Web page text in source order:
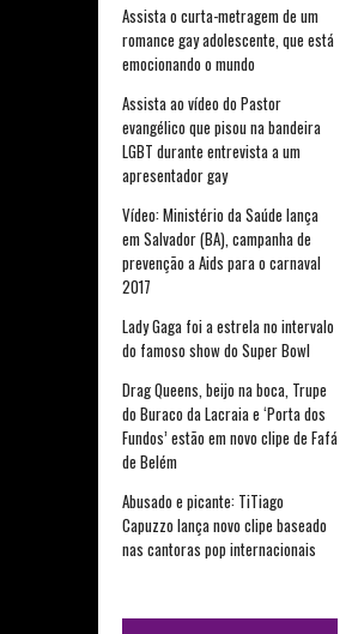
Assista o curta-metragem de um
romance gay adolescente, que está
emocionando o mundo
Assista ao vídeo do Pastor
evangélico que pisou na bandeira
LGBT durante entrevista a um
apresentador gay
Vídeo: Ministério da Saúde lança
em Salvador (BA), campanha de
prevenção a Aids para o carnaval
2017
Lady Gaga foi a estrela no intervalo
do famoso show do Super Bowl
Drag Queens, beijo na boca, Trupe
do Buraco da Lacraia e ‘Porta dos
Fundos’ estão em novo clipe de Fafá
de Belém
Abusado e picante: TiTiago
Capuzzo lança novo clipe baseado
nas cantoras pop internacionais